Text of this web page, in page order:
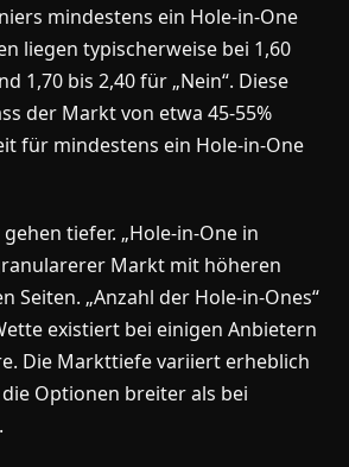
mindestens ein Hole-in-One
liegen typischerweise bei 1,60
1,70 bis 2,40 für „Nein“. Diese
der Markt von etwa 45-55%
für mindestens ein Hole-in-One
tiefer. „Hole-in-One in
Markt mit höheren
Seiten. „Anzahl der Hole-in-Ones“
existiert bei einigen Anbietern
Die Markttiefe variiert erheblich
Optionen breiter als bei